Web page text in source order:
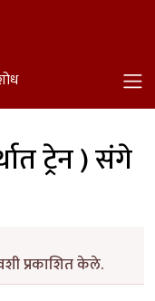
ट्रेन ) संगे
प्रकाशित केले.